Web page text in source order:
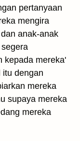
pertanyaan
mengira
anak-anak
kepada mereka'
itu dengan
mereka
supaya mereka
mereka